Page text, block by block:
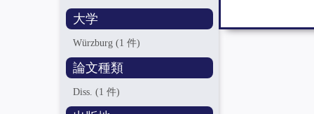
大学
Würzburg(1 件)
論文種類
Diss.(1 件)